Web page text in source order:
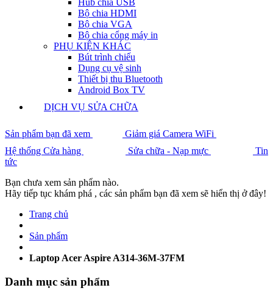
Hub chia USB
Bộ chia HDMI
Bộ chia VGA
Bộ chia cổng máy in
PHỤ KIỆN KHÁC
Bút trình chiếu
Dụng cụ vệ sinh
Thiết bị thu Bluetooth
Android Box TV
DỊCH VỤ SỬA CHỮA
Sản phẩm bạn đã xem
Giảm giá Camera WiFi
Hệ thống Cửa hàng
Sửa chữa - Nạp mực
Tin
tức
Bạn chưa xem sản phẩm nào.
Hãy tiếp tục khám phá , các sản phẩm bạn đã xem sẽ hiển thị ở đây!
Trang chủ
Sản phẩm
Laptop Acer Aspire A314-36M-37FM
Danh mục sản phẩm